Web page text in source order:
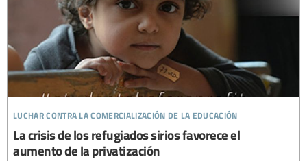
luchar contra la comercialización de la educación
La crisis de los refugiados sirios favorece el
aumento de la privatización